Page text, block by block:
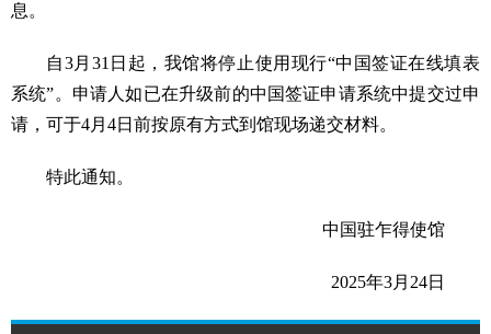
息。
自3月31日起，我馆将停止使用现行“中国签证在线填表
系统”。申请人如已在升级前的中国签证申请系统中提交过申
请，可于4月4日前按原有方式到馆现场递交材料。
特此通知。
中国驻乍得使馆
2025年3月24日